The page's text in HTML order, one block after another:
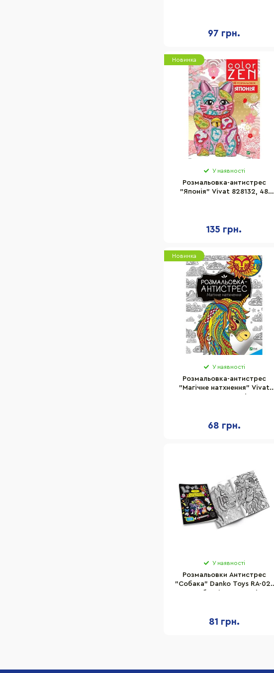
97 грн.
Новинка
У наявності
Розмальовка-антистрес
"Японія" Vivat 828132, 48
135 грн.
Новинка
У наявності
Розмальовка-антистрес
"Магічне натхнення" Vivat
68 грн.
У наявності
Розмальовки Антистрес
"Собака" Danko Toys RA-02-
81 грн.